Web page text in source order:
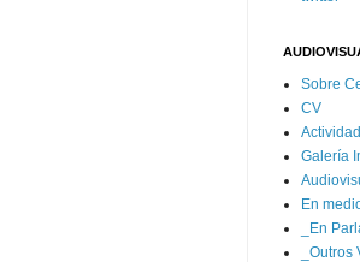
Sobre
CV
Galería
En
_En